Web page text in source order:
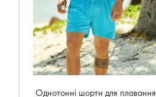
Однотонні шорти для плавання